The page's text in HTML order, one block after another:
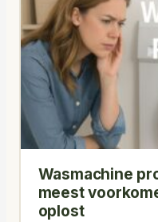
Wasmachine
meest
oplost